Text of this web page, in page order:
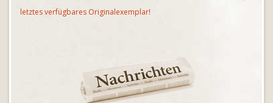
letztes verfügbares Originalexemplar!